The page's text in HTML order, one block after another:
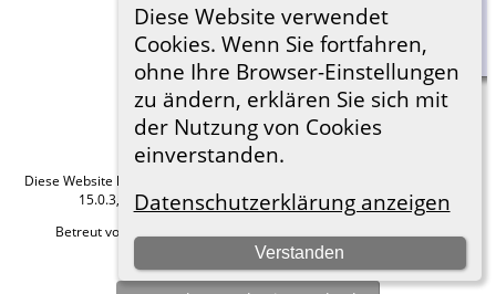
Diese Website verwendet
Cookies. Wenn Sie fortfahren,
ohne Ihre Browser-Einstellungen
zu ändern, erklären Sie sich mit
der Nutzung von Cookies
einverstanden.
Datenschutzerklärung anzeigen
Verstanden
Joa. Magda. Leslie
1691-1764
Diese Website läuft mit
15.0.3, programmiert von Darrin Lythgoe © 2001-2026.
Betreut von
Hier geht es zum Impressum